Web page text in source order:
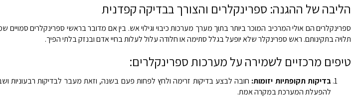
הליבה של ההגנה: ספרינקלרים והצורך בבדיקה קפדנית
ספרינקלרים הם אולי המרכיב המוכר ביותר בתוך מערך מערכות כיבוי וגילוי אש. בין אם מדובר בראשי ספרינקלרים
תלויה בתקינותם. ראש ספרינקלר שלא יופעל בגלל סתימה או חלודה עלול לעלות בחיי אדם ובנזק בלתי הפיך.
טיפים מרכזיים לשמירה על מערכות ספרינקלרים:
בדיקות תקופתיות יזומות: חובה לבצע בדיקות זרימה ולחץ לפחות פעם בשנה, וזאת מעבר לבדיקות רבעוניות
להפעלת המערכת במקרה אמת.